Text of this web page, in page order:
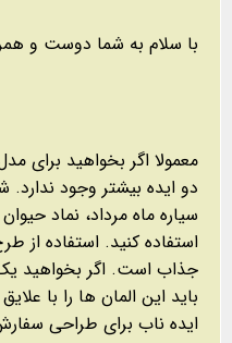
با سلام به شما دوست و
معمولا اگر بخواهید برای
دو ایده بیشتر وجود ندارد.
سیاره ماه مرداد، نماد
استفاده کنید. استفاده از
جذاب است. اگر بخواهید
باید این المان ها را با
ایده ناب برای طراحی